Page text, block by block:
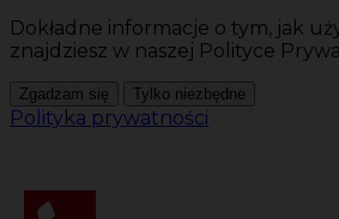
Dokładne informacje o tym, jak
znajdziesz w naszej Polityce
Zgadzam się Tylko niezbędne
Polityka prywatności